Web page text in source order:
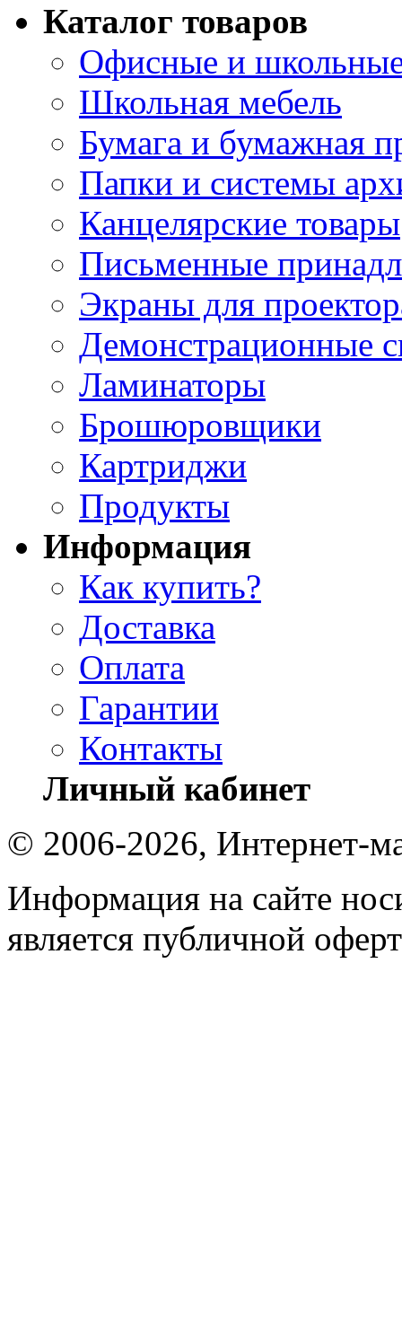
Каталог товаров
Офисные и
Школьная мебель
Бумага и бумажная
Папки и системы
Канцелярские товары
Письменные
Экраны для
Демонстрационные
Ламинаторы
Брошюровщики
Картриджи
Продукты
Информация
Как купить?
Доставка
Оплата
Гарантии
Контакты
Личный кабинет
© 2006-2026, Интернет-
Информация на сайте
является публичной